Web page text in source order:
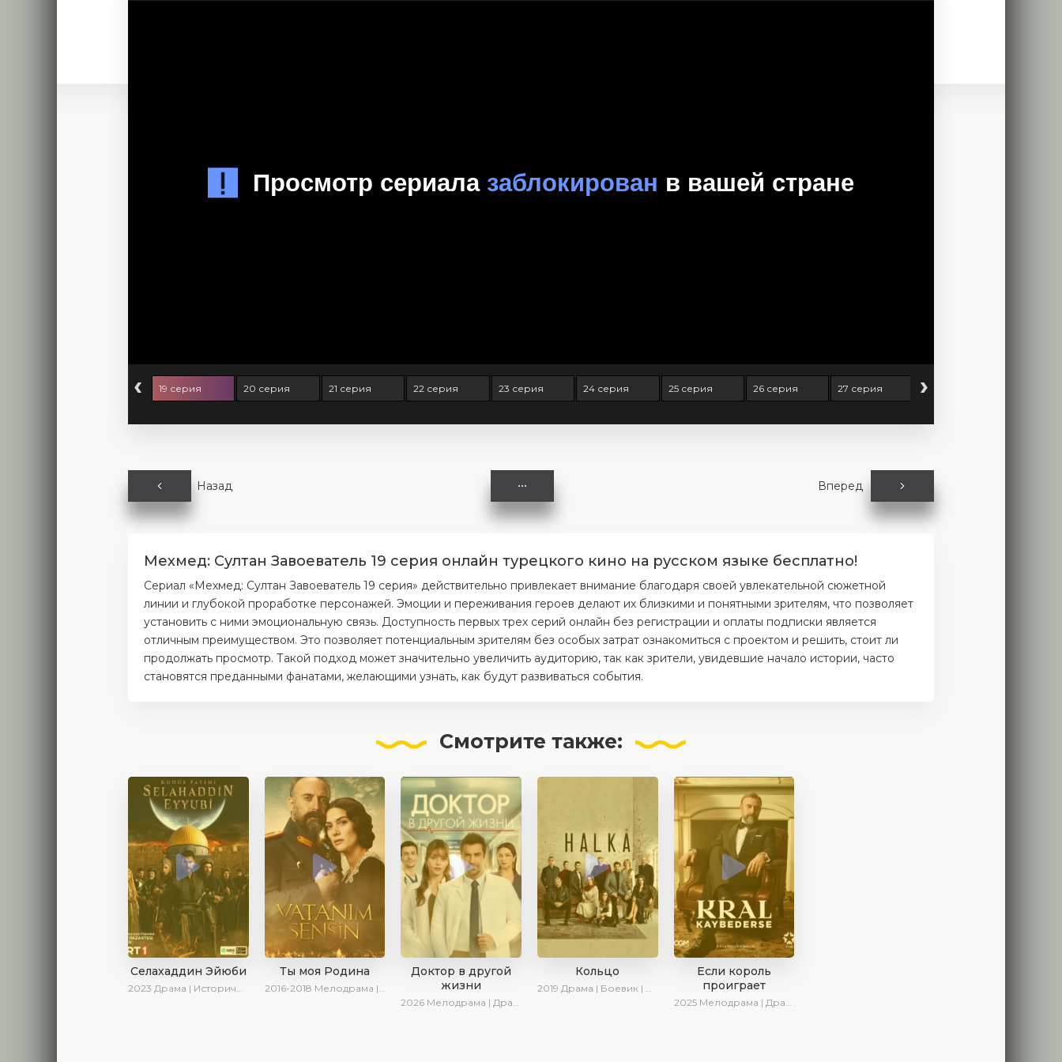
‹ 19 серия 20 серия 21 серия 22 серия 23 серия 24 серия 25 серия 26 серия 27 серия 28 серия
›
Назад Вперед
Мехмед: Султан Завоеватель 19 серия онлайн турецкого кино на русском языке бесплатно!
Сериал «Мехмед: Султан Завоеватель 19 серия» действительно привлекает внимание благодаря своей увлекательной сюжетной
линии и глубокой проработке персонажей. Эмоции и переживания героев делают их близкими и понятными зрителям, что позволяет
установить с ними эмоциональную связь. Доступность первых трех серий онлайн без регистрации и оплаты подписки является
отличным преимуществом. Это позволяет потенциальным зрителям без особых затрат ознакомиться с проектом и решить, стоит ли
продолжать просмотр. Такой подход может значительно увеличить аудиторию, так как зрители, увидевшие начало истории, часто
становятся преданными фанатами, желающими узнать, как будут развиваться события.
Смотрите также:
Селахаддин Эйюби
2023 Драма | Исторический | Сериалы 2023
Ты моя Родина
2016-2018 Мелодрама | Исторический | Военный | Turok1990
Доктор в другой
жизни
2026 Мелодрама | Драма | AlisaDirilis | Новинки
Кольцо
2019 Драма | Боевик | Криминал
Если король
проиграет
2025 Мелодрама | Драма | SesDizi | Ирина Котова | AlisaDirilis | Turok1990 | Новинки | Сериалы 2025